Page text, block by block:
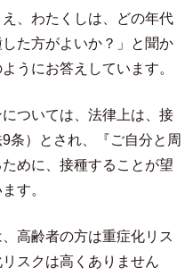
、わたくしは、どの年代
た方がよいか？」と聞か
うにお答えしています。
ついては、法律上は、接
条）とされ、『ご自分と周
めに、接種することが望
す。
高齢者の方は重症化リス
スクは高くありません